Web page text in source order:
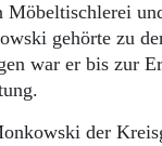
gehörte zu
war er bis zur
der